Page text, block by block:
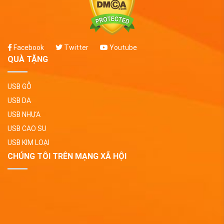
Facebook Twitter Youtube
QUÀ TẶNG
USB GỖ
USB DA
USB NHỰA
USB CAO SU
USB KIM LOẠI
CHÚNG TÔI TRÊN MẠNG XÃ HỘI